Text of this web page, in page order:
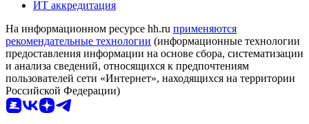
ИТ аккредитация
На информационном ресурсе hh.ru применяются
рекомендательные технологии (информационные технологии
предоставления информации на основе сбора, систематизации
и анализа сведений, относящихся к предпочтениям
пользователей сети «Интернет», находящихся на территории
Российской Федерации)